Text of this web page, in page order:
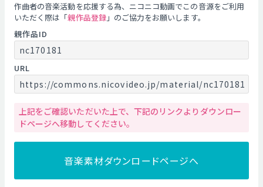
作曲者の音楽活動を応援する為、ニコニコ動画でこの音源をご利用
いただく際は「親作品登録」のご協力をお願いします。
親作品ID
nc170181
URL
https://commons.nicovideo.jp/material/nc170181
上記をご確認いただいた上で、下記のリンクよりダウンロー
ドページへ移動してください。
音楽素材ダウンロードページへ